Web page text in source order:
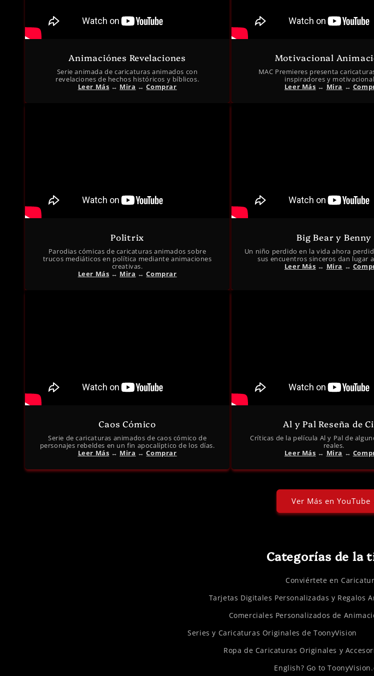
Animaciónes Revelaciones
Serie animada de caricaturas animados con
revelaciones de hechos históricos y bíblicos.
Leer Más ↔︎ Mira ↔︎ Comprar
Motivacional
MAC Premieres presenta
inspiradores y
Leer Más ↔︎ Mira ↔︎
Politrix
Parodias cómicas de caricaturas animados sobre
trucos mediáticos en política mediante animaciones
creativas.
Leer Más ↔︎ Mira ↔︎ Comprar
Big Bear y Benny
Un niño perdido en la vida ahora
sus encuentros sinceros dan lugar
Leer Más ↔︎ Mira ↔︎
Caos Cómico
Serie de caricaturas animados de caos cómico de
personajes rebeldes en un fin apocalíptico de los días.
Leer Más ↔︎ Mira ↔︎ Comprar
Al y Pal Reseña de
Críticas de la película Al y Pal de
reales.
Leer Más ↔︎ Mira ↔︎
Ver Más en YouTube
Categorías de la
Conviértete en
Tarjetas Digitales Personalizadas y Regalos
Comerciales Personalizados de
Series y Caricaturas Originales de ToonyVision
Ropa de Caricaturas Originales y
English? Go to